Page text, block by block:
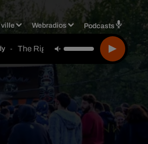
ville Webradios Podcasts
- The Righteous Brothers